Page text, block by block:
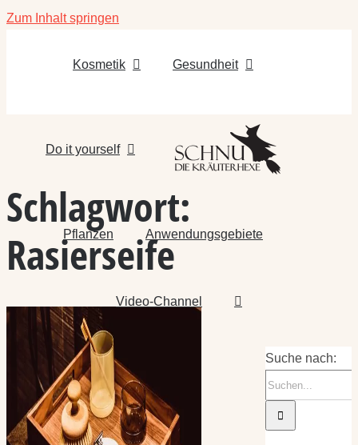
Zum Inhalt springen
Kosmetik Gesundheit
Do it yourself
Pflanzen Anwendungsgebiete
Video-Channel
Schlagwort:
Rasierseife
Suche nach: